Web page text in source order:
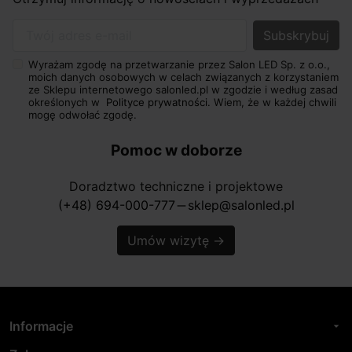
Wyrażam zgodę na przetwarzanie przez Salon LED Sp. z o.o.,
moich danych osobowych w celach związanych z korzystaniem
ze Sklepu internetowego salonled.pl w zgodzie i według zasad
określonych w Polityce prywatności. Wiem, że w każdej chwili
mogę odwołać zgodę.
Pomoc w doborze
Doradztwo techniczne i projektowe
(+48) 694-000-777 horizontal_rule sklep@salonled.pl
Umów wizytę →
Informacje arrow_drop_down